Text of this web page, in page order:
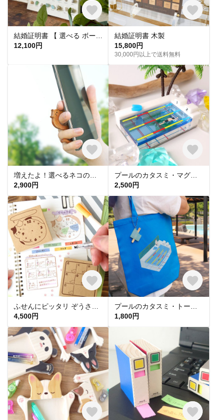
12,100円
結婚証明書 木製
15,800円
30,000円以上で送料無料
2,900円
2,500円
4,500円
1,800円